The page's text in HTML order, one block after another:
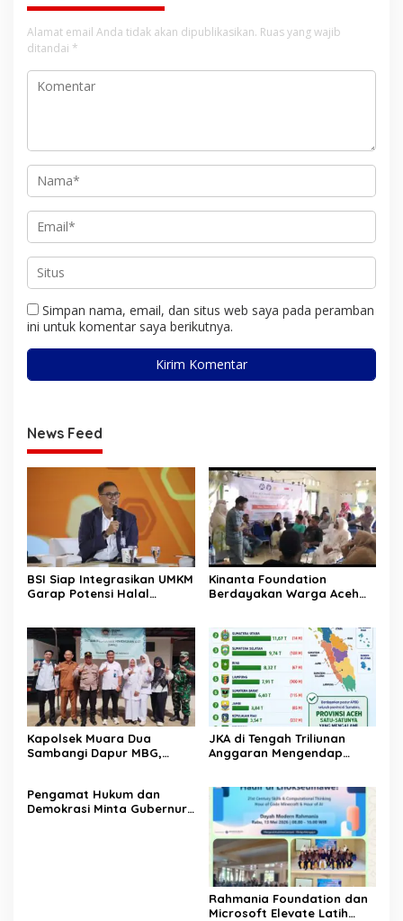
Alamat email Anda tidak akan dipublikasikan. Ruas yang wajib
ditandai *
Simpan nama, email, dan situs web saya pada peramban
ini untuk komentar saya berikutnya.
News Feed
BSI Siap Integrasikan UMKM
Garap Potensi Halal
Kinanta Foundation
Berdayakan Warga Aceh
Kapolsek Muara Dua
Sambangi Dapur MBG,
Sesuai SOP
JKA di Tengah Triliunan
Anggaran Mengendap
pemerintah Aceh
‎Pengamat Hukum dan
Demokrasi Minta Gubernur
Rahmania Foundation dan
Microsoft Elevate Latih